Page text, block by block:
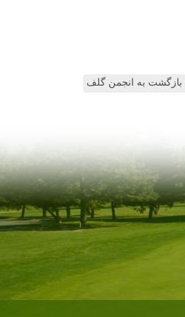
بازگشت به انجمن گلف